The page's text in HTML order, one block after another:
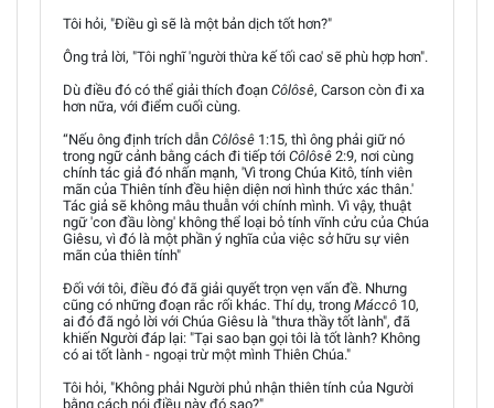
Tôi hỏi, "Điều gì sẽ là một bản dịch tốt hơn?"
Ông trả lời, "Tôi nghĩ 'người thừa kế tối cao' sẽ phù hợp hơn".
Dù điều đó có thể giải thích đoạn Côlôsê, Carson còn đi xa
hơn nữa, với điểm cuối cùng.
“Nếu ông định trích dẫn Côlôsê 1:15, thì ông phải giữ nó
trong ngữ cảnh bằng cách đi tiếp tới Côlôsê 2:9, nơi cùng
chính tác giả đó nhấn mạnh, 'Vì trong Chúa Kitô, tính viên
mãn của Thiên tính đều hiện diện nơi hình thức xác thân.'
Tác giả sẽ không mâu thuẫn với chính mình. Vì vậy, thuật
ngữ 'con đầu lòng' không thể loại bỏ tính vĩnh cửu của Chúa
Giêsu, vì đó là một phần ý nghĩa của việc sở hữu sự viên
mãn của thiên tính"
Đối với tôi, điều đó đã giải quyết trọn vẹn vấn đề. Nhưng
cũng có những đoạn rắc rối khác. Thí dụ, trong Máccô 10,
ai đó đã ngỏ lời với Chúa Giêsu là "thưa thầy tốt lành", đã
khiến Người đáp lại: "Tại sao bạn gọi tôi là tốt lành? Không
có ai tốt lành - ngoại trừ một mình Thiên Chúa."
Tôi hỏi, "Không phải Người phủ nhận thiên tính của Người
bằng cách nói điều này đó sao?"